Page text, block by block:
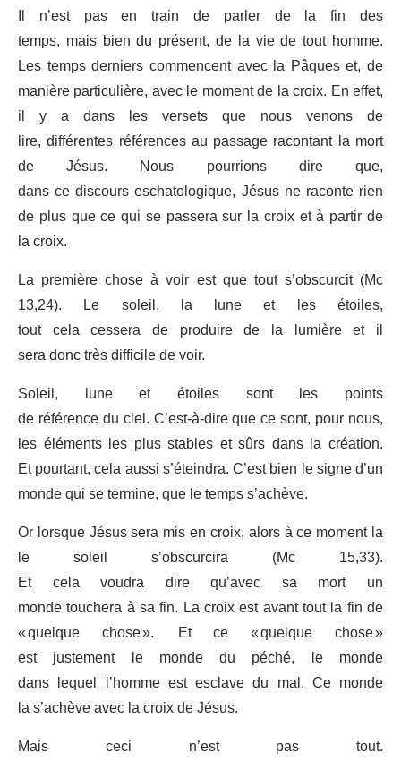
Il n’est pas en train de parler de la fin des
temps, mais bien du présent, de la vie de tout homme.
Les temps derniers commencent avec la Pâques et, de
manière particulière, avec le moment de la croix. En effet,
il y a dans les versets que nous venons de
lire, différentes références au passage racontant la mort
de Jésus. Nous pourrions dire que,
dans ce discours eschatologique, Jésus ne raconte rien
de plus que ce qui se passera sur la croix et à partir de
la croix.
La première chose à voir est que tout s’obscurcit (Mc
13,24). Le soleil, la lune et les étoiles,
tout cela cessera de produire de la lumière et il
sera donc très difficile de voir.
Soleil, lune et étoiles sont les points
de référence du ciel. C’est-à-dire que ce sont, pour nous,
les éléments les plus stables et sûrs dans la création.
Et pourtant, cela aussi s’éteindra. C’est bien le signe d’un
monde qui se termine, que le temps s’achève.
Or lorsque Jésus sera mis en croix, alors à ce moment la
le soleil s’obscurcira (Mc 15,33).
Et cela voudra dire qu’avec sa mort un
monde touchera à sa fin. La croix est avant tout la fin de
« quelque chose ». Et ce « quelque chose »
est justement le monde du péché, le monde
dans lequel l’homme est esclave du mal. Ce monde
la s’achève avec la croix de Jésus.
Mais ceci n’est pas tout.